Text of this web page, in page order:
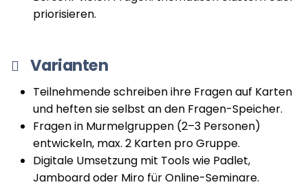
priorisieren.
Varianten
Teilnehmende schreiben ihre Fragen auf Karten
und heften sie selbst an den Fragen-Speicher.
Fragen in Murmelgruppen (2–3 Personen)
entwickeln, max. 2 Karten pro Gruppe.
Digitale Umsetzung mit Tools wie Padlet,
Jamboard oder Miro für Online-Seminare.